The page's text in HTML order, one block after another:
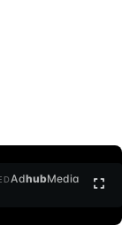
AdhubMedia